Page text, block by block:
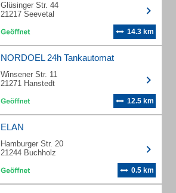
Glüsinger Str. 44
21217 Seevetal
14.3 km
NORDOEL 24h Tankautomat
Winsener Str. 11
21271 Hanstedt
12.5 km
ELAN
Hamburger Str. 20
21244 Buchholz
0.5 km